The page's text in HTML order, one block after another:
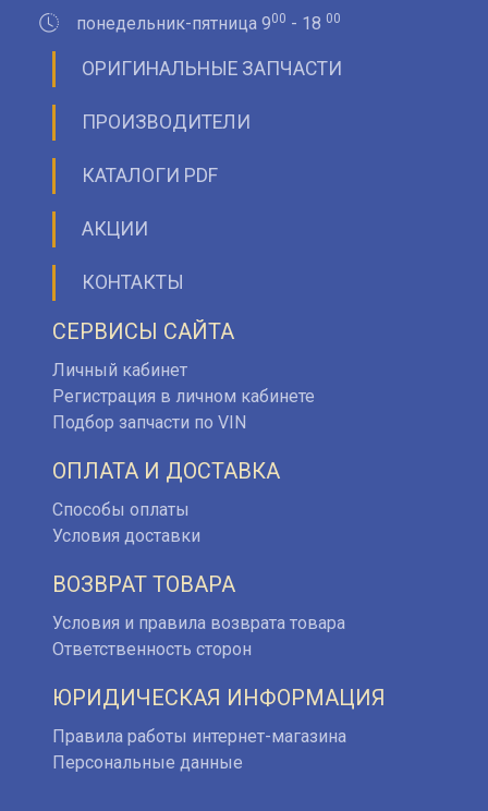
понедельник-пятница 900 - 18 00
ОРИГИНАЛЬНЫЕ ЗАПЧАСТИ
ПРОИЗВОДИТЕЛИ
КАТАЛОГИ PDF
АКЦИИ
КОНТАКТЫ
СЕРВИСЫ САЙТА
Личный кабинет
Регистрация в личном кабинете
Подбор запчасти по VIN
ОПЛАТА И ДОСТАВКА
Способы оплаты
Условия доставки
ВОЗВРАТ ТОВАРА
Условия и правила возврата товара
Ответственность сторон
ЮРИДИЧЕСКАЯ ИНФОРМАЦИЯ
Правила работы интернет-магазина
Персональные данные